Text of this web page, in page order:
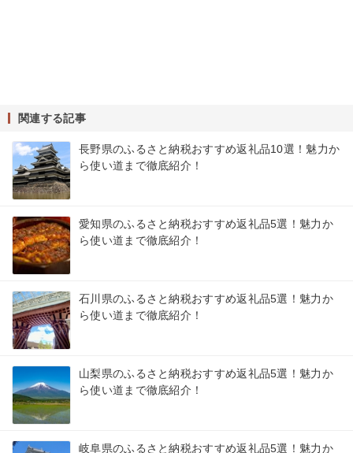
関連する記事
長野県のふるさと納税おすすめ返礼品10選！魅力か
ら使い道まで徹底紹介！
愛知県のふるさと納税おすすめ返礼品5選！魅力か
ら使い道まで徹底紹介！
石川県のふるさと納税おすすめ返礼品5選！魅力か
ら使い道まで徹底紹介！
山梨県のふるさと納税おすすめ返礼品5選！魅力か
ら使い道まで徹底紹介！
岐阜県のふるさと納税おすすめ返礼品5選！魅力か